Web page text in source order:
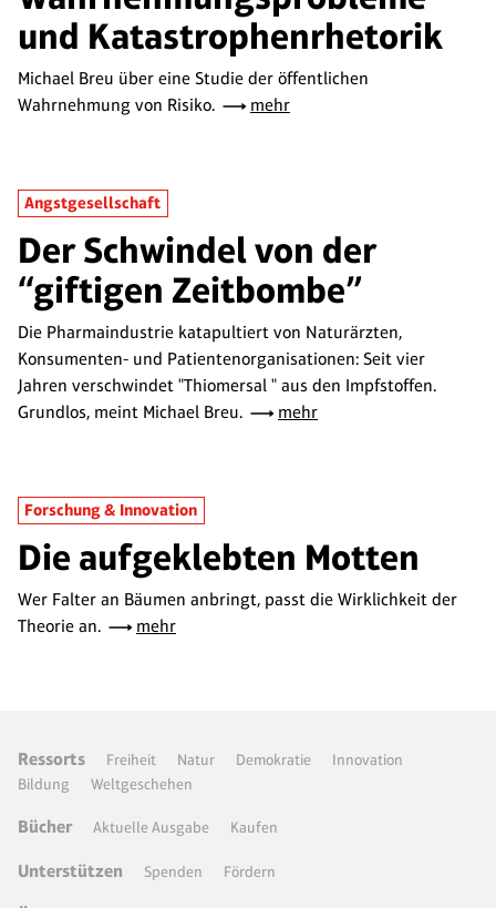
und Katastrophenrhetorik
Michael Breu über eine Studie der öffentlichen
Wahrnehmung von Risiko.
mehr
Angstgesellschaft
Der Schwindel von der
“giftigen Zeitbombe”
Die Pharmaindustrie katapultiert von Naturärzten,
Konsumenten- und Patientenorganisationen: Seit vier
Jahren verschwindet "Thiomersal " aus den Impfstoffen.
Grundlos, meint Michael Breu.
mehr
Forschung & Innovation
Die aufgeklebten Motten
Wer Falter an Bäumen anbringt, passt die Wirklichkeit der
Theorie an.
mehr
Ressorts Freiheit Natur Demokratie
Innovation
Bildung
Weltgeschehen
Bücher Aktuelle Ausgabe Kaufen
Unterstützen Spenden Fördern